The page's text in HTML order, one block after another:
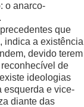
o anarco-
que
indica a existência
devido terem
de
ideologias
esquerda e vice-
diante das